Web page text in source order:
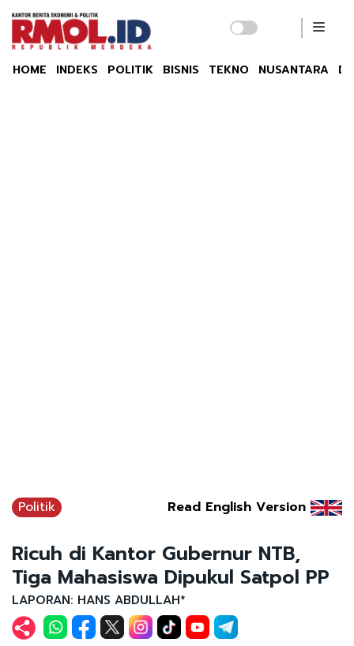
HOME INDEKS POLITIK BISNIS TEKNO NUSANTARA
Politik Read English Version
Ricuh di Kantor Gubernur NTB,
Tiga Mahasiswa Dipukul Satpol PP
LAPORAN: HANS ABDULLAH*